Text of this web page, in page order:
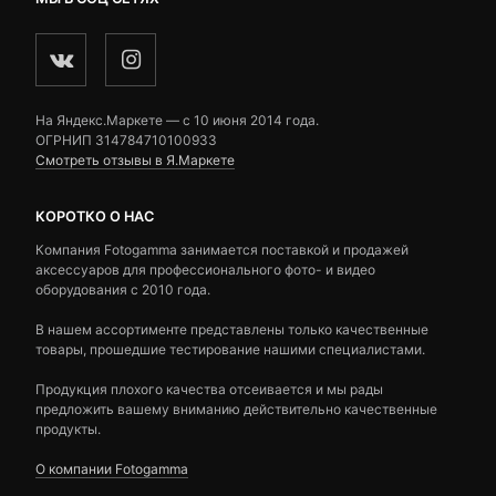
На Яндекс.Маркете — c 10 июня 2014 года.
ОГРНИП 314784710100933
Смотреть отзывы в Я.Маркете
КОРОТКО О НАС
Компания Fotogamma занимается поставкой и продажей
аксессуаров для профессионального фото- и видео
оборудования с 2010 года.
В нашем ассортименте представлены только качественные
товары, прошедшие тестирование нашими специалистами.
Продукция плохого качества отсеивается и мы рады
предложить вашему вниманию действительно качественные
продукты.
О компании Fotogamma